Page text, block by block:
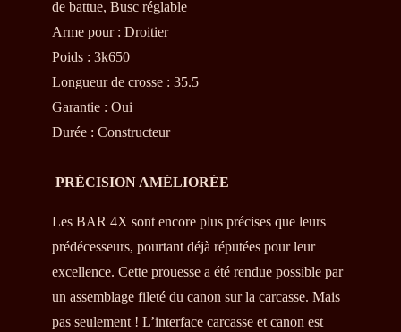
2994,00€.
de battue, Busc réglable
Arme pour:Droitier
Poids :3k650
Longueur de crosse :35.5
Garantie :Oui
Durée :Constructeur
PRÉCISION AMÉLIORÉE
Les BAR 4X sont encore plus précises que leurs
prédécesseurs, pourtant déjà réputées pour leur
excellence. Cette prouesse a été rendue possible par
un assemblage fileté du canon sur la carcasse. Mais
pas seulement ! L’interface carcasse et canon est